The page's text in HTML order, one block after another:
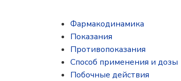
Фармакодинамика
Показания
Противопоказания
Способ применения и дозы
Побочные действия